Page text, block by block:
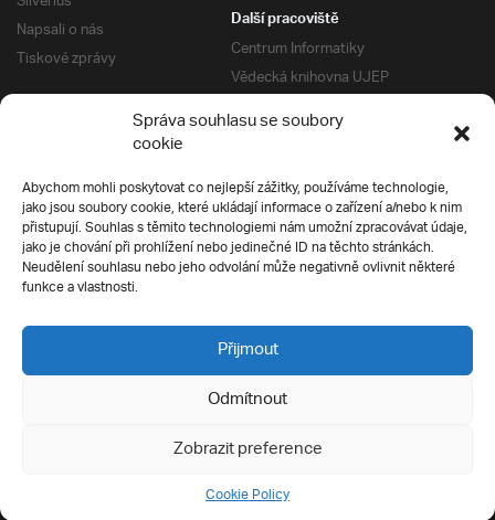
Správa souhlasu se soubory
cookie
Abychom mohli poskytovat co nejlepší zážitky, používáme technologie,
jako jsou soubory cookie, které ukládají informace o zařízení a/nebo k nim
přistupují. Souhlas s těmito technologiemi nám umožní zpracovávat údaje,
jako je chování při prohlížení nebo jedinečné ID na těchto stránkách.
Neudělení souhlasu nebo jeho odvolání může negativně ovlivnit některé
funkce a vlastnosti.
Přijmout
Odmítnout
Zobrazit preference
Cookie Policy
Napsali o nás
Tiskové zprávy
Další pracoviště
Centrum Informatiky
Vědecká knihovna UJEP
Správa kolejí a menz
Univerzitní centrum podpory
Silverius
Pro uchazeče
Přijímací řízení
E-prihlaska
Přípravné kurzy
Ochrana soukromí
Všechna práva vyhrazena